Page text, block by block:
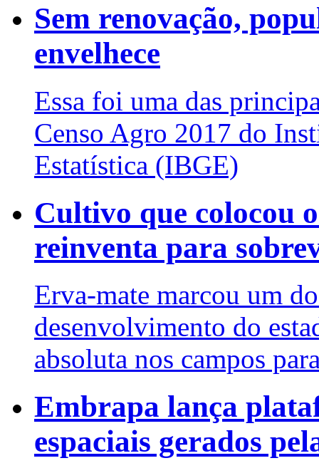
Sem renovação,
envelhece
Essa foi uma das
Censo Agro 2017 do
Estatística (IBGE)
Cultivo que colocou
reinventa para
Erva-mate marcou um
desenvolvimento do
absoluta nos campos
Embrapa lança
espaciais gerados